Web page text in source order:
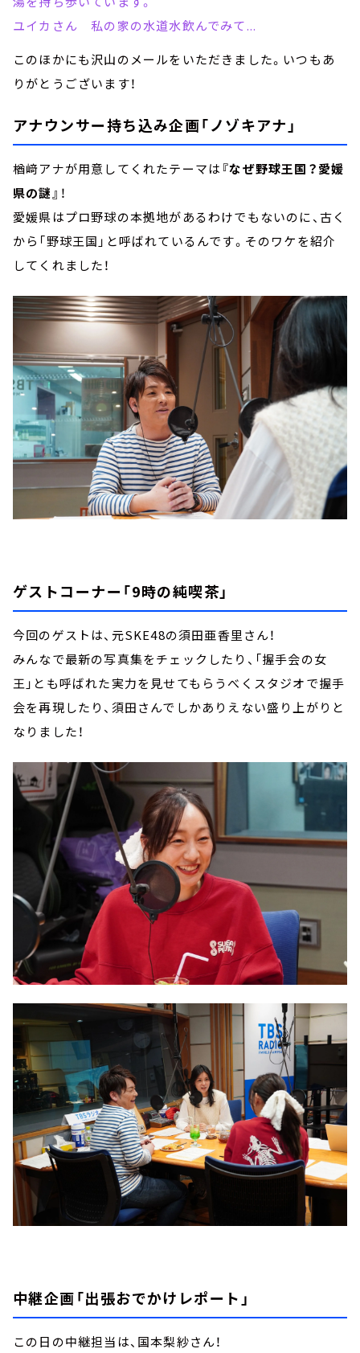
ユイカさん 私の家の水道水飲んでみて...
このほかにも沢山のメールをいただきました。いつもあ
りがとうございます！
アナウンサー持ち込み企画「ノゾキアナ」
楢﨑アナが用意してくれたテーマは 『なぜ野球王国？愛媛
県の謎』 ！
愛媛県はプロ野球の本拠地があるわけでもないのに、古く
から「野球王国」と呼ばれているんです。そのワケを紹介
してくれました！
ゲストコーナー「9時の純喫茶」
今回のゲストは、元SKE48の須田亜香里さん！
みんなで最新の写真集をチェックしたり、「握手会の女
王」とも呼ばれた実力を見せてもらうべくスタジオで握手
会を再現したり、須田さんでしかありえない盛り上がりと
なりました！
中継企画「出張おでかけレポート」
この日の中継担当は、国本梨紗さん！